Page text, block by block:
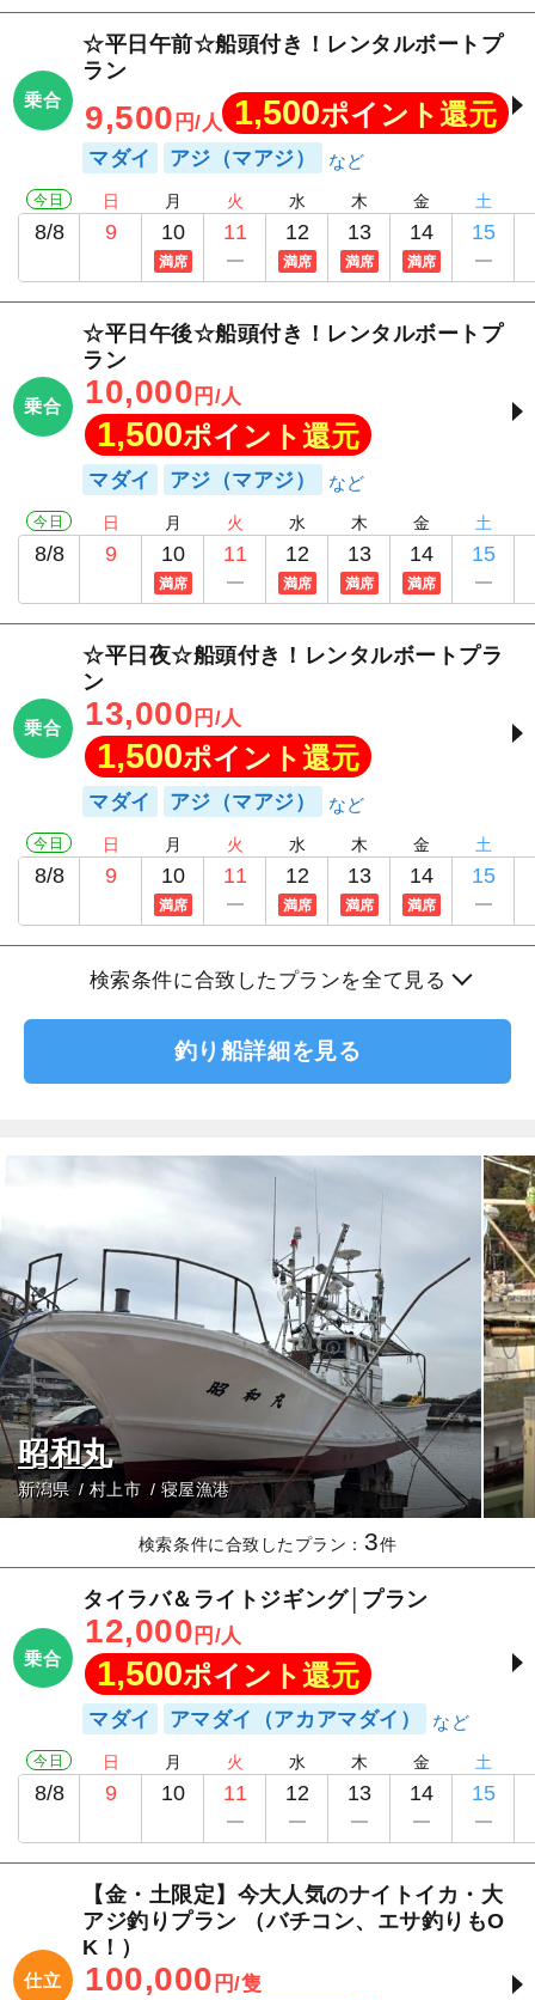
乗合
☆平日午前☆船頭付き！レンタルボートプ
ラン
9,500 円/人 1,500ポイント還元
マダイ アジ（マアジ）
今日
8/8
日
9
月
10
満席
火
11
水
12
満席
木
13
満席
金
14
満席
土
15
乗合
☆平日午後☆船頭付き！レンタルボートプ
ラン
10,000 円/人
1,500ポイント還元
マダイ アジ（マアジ）
今日
8/8
日
9
月
10
満席
火
11
水
12
満席
木
13
満席
金
14
満席
土
15
乗合
☆平日夜☆船頭付き！レンタルボートプラ
ン
13,000 円/人
1,500ポイント還元
マダイ アジ（マアジ）
今日
8/8
日
9
月
10
満席
火
11
水
12
満席
木
13
満席
金
14
満席
土
15
検索条件に合致したプランを全て見る
釣り船詳細を見る
昭和丸
新潟県 村上市 寝屋漁港
検索条件に合致したプラン： 3件
乗合
タイラバ＆ライトジギング│プラン
12,000 円/人
1,500ポイント還元
マダイ アマダイ（アカアマダイ）
今日
8/8
日
9
月
10
火
11
水
12
木
13
金
14
土
15
仕立
【金・土限定】今大人気のナイトイカ・大
アジ釣りプラン （バチコン、エサ釣りもO
K！）
100,000 円/隻